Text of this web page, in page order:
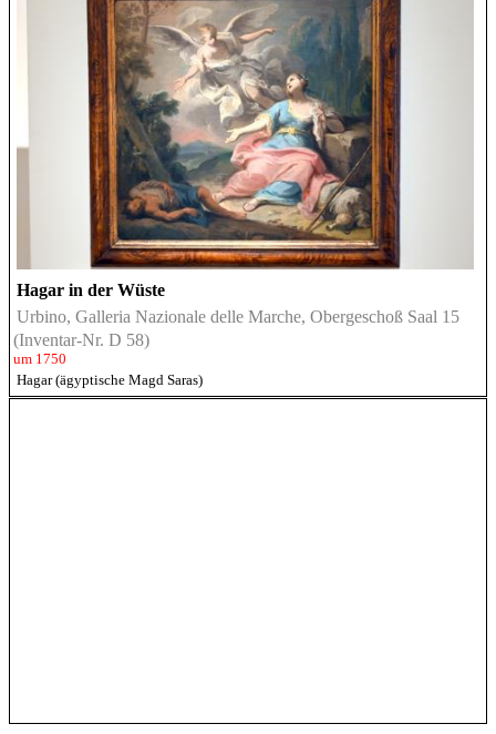
Hagar in der Wüste
Urbino, Galleria Nazionale delle Marche, Obergeschoß Saal 15
(Inventar-Nr. D 58)
um 1750
Hagar (ägyptische Magd Saras)